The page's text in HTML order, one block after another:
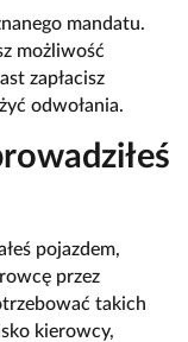
mandatu.
możliwość
zapłacisz
odwołania.
pojazdem,
przez
takich
kierowcy,